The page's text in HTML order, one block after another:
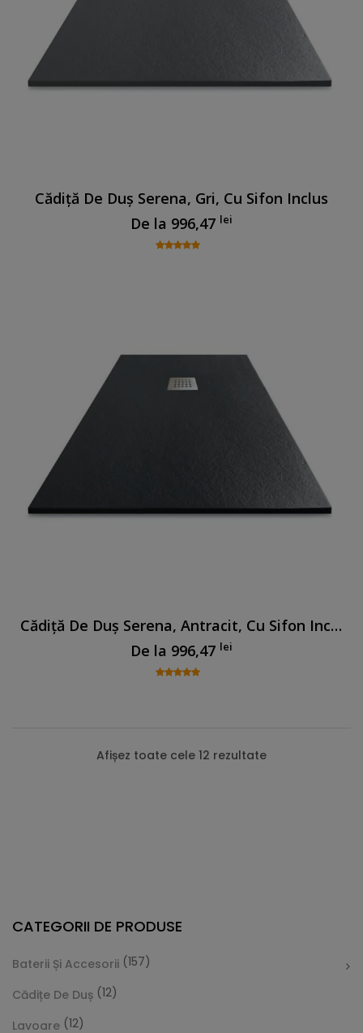
Cădiță De Duș Serena, Gri, Cu Sifon Inclus
De la 996,47 lei
Cădiță De Duș Serena, Antracit, Cu Sifon Inclus
De la 996,47 lei
Afișez toate cele 12 rezultate
CATEGORII DE PRODUSE
Baterii Și Accesorii (157)
Cădițe De Duș (12)
Lavoare (12)